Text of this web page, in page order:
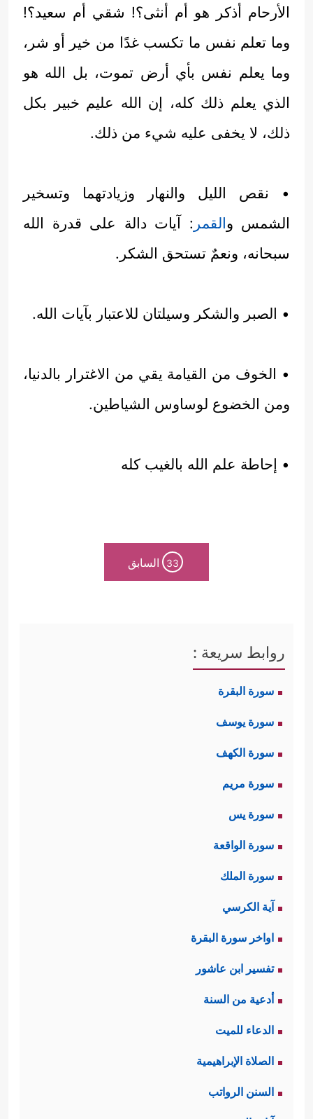
الأرحام أذكر هو أم أنثى؟! شقي أم سعيد؟!
وما تعلم نفس ما تكسب غدًا من خير أو شر،
وما يعلم نفس بأي أرض تموت، بل الله هو
الذي يعلم ذلك كله، إن الله عليم خبير بكل
ذلك، لا يخفى عليه شيء من ذلك.
• نقص الليل والنهار وزيادتهما وتسخير
الشمس والقمر : آيات دالة على قدرة الله
سبحانه، ونعمٌ تستحق الشكر.
• الصبر والشكر وسيلتان للاعتبار بآيات الله.
• الخوف من القيامة يقي من الاغترار بالدنيا،
ومن الخضوع لوساوس الشياطين.
• إحاطة علم الله بالغيب كله
33 السابق
روابط سريعة :
سورة البقرة
سورة يوسف
سورة الكهف
سورة مريم
سورة يس
سورة الواقعة
سورة الملك
آية الكرسي
اواخر سورة البقرة
تفسير ابن عاشور
أدعية من السنة
الدعاء للميت
الصلاة الإبراهيمية
السنن الرواتب